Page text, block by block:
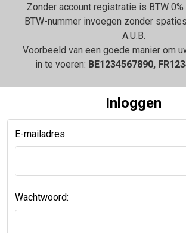
Zonder account registratie is BTW
BTW-nummer invoegen zonder
A.U.B.
Voorbeeld van een goede manier om
in te voeren: BE1234567890,
Inloggen
E-mailadres:
Wachtwoord: